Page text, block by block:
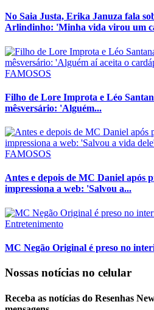
No Saia Justa, Erika Januza fala
Arlindinho: 'Minha vida virou um
FAMOSOS
Filho de Lore Improta e Léo
mêsversário: 'Alguém...
FAMOSOS
Antes e depois de MC Daniel após
impressiona a web: 'Salvou a...
Entretenimento
MC Negão Original é preso no
Nossas notícias no celular
Receba as notícias do Resenhas